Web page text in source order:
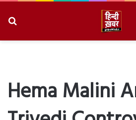
Hema Malini